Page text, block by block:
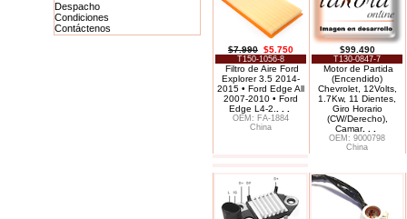
Despacho
Condiciones
Contáctenos
$7.990 $5.750
T150-1056-8
Filtro de Aire Ford
Explorer 3.5 2014-
2015 • Ford Edge All
2007-2010 • Ford
Edge L4-2.
OEM: FA-1884
China
$99.490
T130-0847-7
Motor de Partida
(Encendido)
Chevrolet, 12Volts,
1.7Kw, 11 Dientes,
Giro Horario
(CW/Derecho),
Camar. . .
OEM: 9000798
China